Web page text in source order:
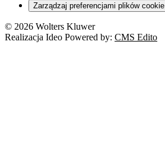
Zarządzaj preferencjami plików cookie
© 2026 Wolters Kluwer
Realizacja Ideo Powered by: CMS Edito